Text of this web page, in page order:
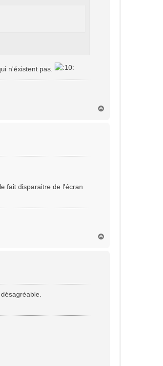
n'éxistent pas.
fait disparaitre de l'écran